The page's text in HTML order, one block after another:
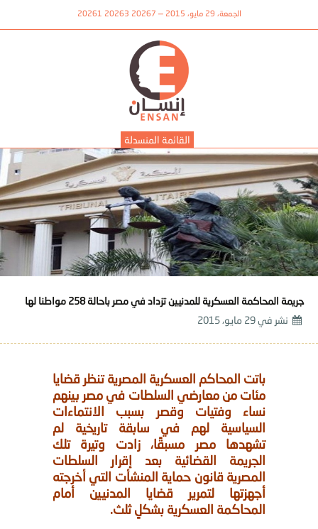
الجمعة، 29 مايو، 2015 — 20267 20263 20261
القائمة المنسدلة
جريمة المحاكمة العسكرية للمدنيين تزداد في مصر باحالة 258 مواطنا لها
نشر في 29 مايو، 2015
باتت المحاكم العسكرية المصرية تنظر قضايا
مئات من معارضي السلطات في مصر بينهم
نساء وفتيات وقصر بسبب الانتماءات
السياسية لهم في سابقة تاريخية لم
تشهدها مصر مسبقًا، زادت وتيرة تلك
الجريمة القضائية بعد إقرار السلطات
المصرية قانون حماية المنشأت التي أخرجته
أجهزتها لتمرير قضايا المدنيين أمام
المحاكمة العسكرية بشكلٍ ثلث.